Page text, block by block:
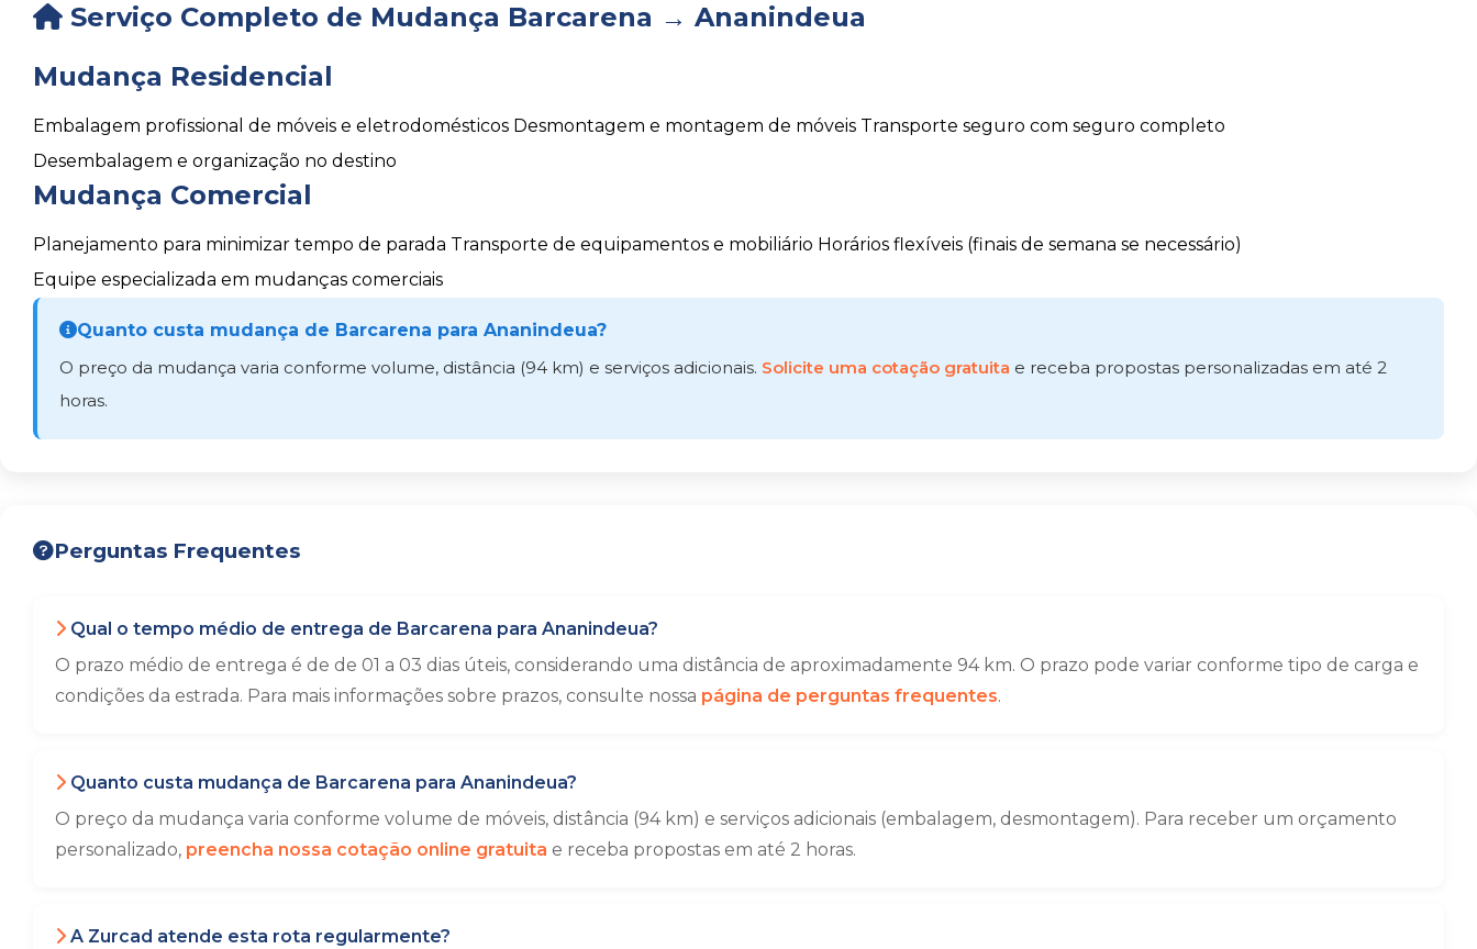
Serviço Completo de Mudança Barcarena → Ananindeua
Mudança Residencial
Embalagem profissional de móveis e eletrodomésticos Desmontagem e montagem de móveis Transporte seguro com seguro completo
Desembalagem e organização no destino
Mudança Comercial
Planejamento para minimizar tempo de parada Transporte de equipamentos e mobiliário Horários flexíveis (finais de semana se necessário)
Equipe especializada em mudanças comerciais
Quanto custa mudança de Barcarena para Ananindeua?
O preço da mudança varia conforme volume, distância (94 km) e serviços adicionais. Solicite uma cotação gratuita e receba propostas personalizadas em até 2
horas.
Perguntas Frequentes
Qual o tempo médio de entrega de Barcarena para Ananindeua?
O prazo médio de entrega é de de 01 a 03 dias úteis, considerando uma distância de aproximadamente 94 km. O prazo pode variar conforme tipo de carga e
condições da estrada. Para mais informações sobre prazos, consulte nossa página de perguntas frequentes.
Quanto custa mudança de Barcarena para Ananindeua?
O preço da mudança varia conforme volume de móveis, distância (94 km) e serviços adicionais (embalagem, desmontagem). Para receber um orçamento
personalizado, preencha nossa cotação online gratuita e receba propostas em até 2 horas.
A Zurcad atende esta rota regularmente?